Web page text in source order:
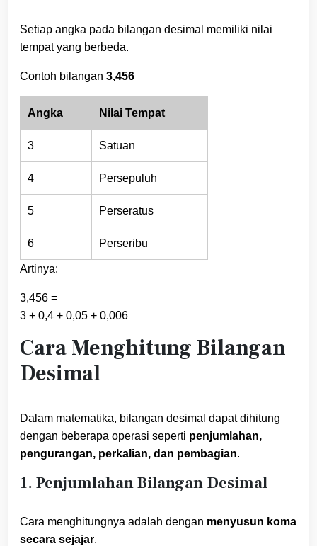
Setiap angka pada bilangan desimal memiliki nilai
tempat yang berbeda.
Contoh bilangan 3,456
Angka Nilai Tempat
3 Satuan
4 Persepuluh
5 Perseratus
6 Perseribu
Artinya:
3,456 =
3 + 0,4 + 0,05 + 0,006
Cara Menghitung Bilangan
Desimal
Dalam matematika, bilangan desimal dapat dihitung
dengan beberapa operasi seperti penjumlahan,
pengurangan, perkalian, dan pembagian.
1. Penjumlahan Bilangan Desimal
Cara menghitungnya adalah dengan menyusun koma
secara sejajar.